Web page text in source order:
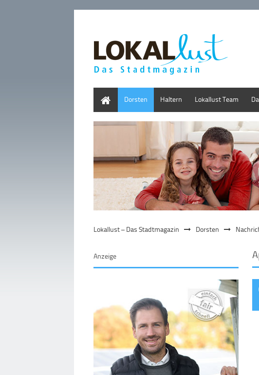
Dorsten Haltern Lokallust Team
Lokallust – Das Stadtmagazin Dorsten
Anzeige